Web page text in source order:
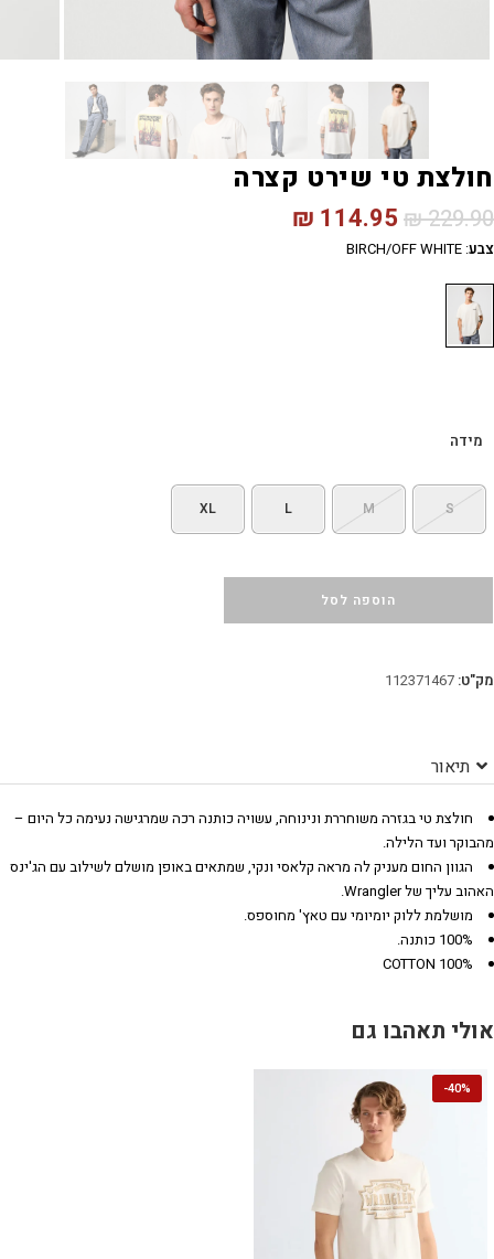
חולצת טי שירט קצרה
₪229.90
₪ 114.95
צבע:
BIRCH/OFF WHITE
מידה
S
M
L
XL
הוספה לסל
מק"ט: 112371467
תיאור
חולצת טי בגזרה משוחררת ונינוחה, עשויה כותנה רכה שמרגישה נעימה כל היום –
מהבוקר ועד הלילה.
הגוון החום מעניק לה מראה קלאסי ונקי, שמתאים באופן מושלם לשילוב עם הג'ינס
האהוב עליך של Wrangler.
מושלמת ללוק יומיומי עם טאץ' מחוספס.
100% כותנה.
100% COTTON
אולי תאהבו גם
40%
-